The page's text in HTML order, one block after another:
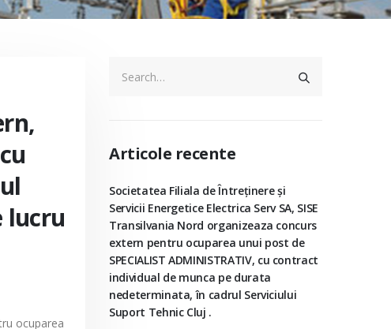
lucru
ocuparea
Articole recente
Societatea Filiala de Întreţinere şi
Servicii Energetice Electrica Serv SA, SISE
Transilvania Nord organizeaza concurs
extern pentru ocuparea unui post de
SPECIALIST ADMINISTRATIV, cu contract
individual de munca pe durata
nedeterminata, în cadrul Serviciului
Suport Tehnic Cluj .